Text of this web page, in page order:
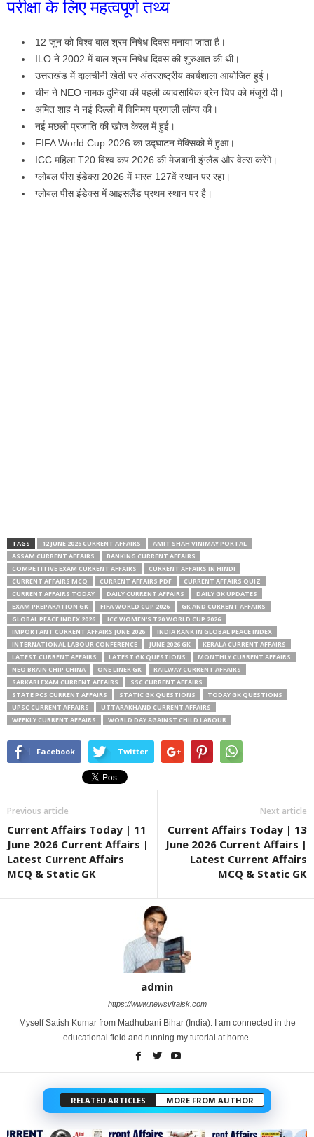
परीक्षा के लिए महत्वपूर्ण तथ्य
12 जून को विश्व बाल श्रम निषेध दिवस मनाया जाता है।
ILO ने 2002 में बाल श्रम निषेध दिवस की शुरुआत की थी।
उत्तराखंड में दालचीनी खेती पर अंतरराष्ट्रीय कार्यशाला आयोजित हुई।
चीन ने NEO नामक दुनिया की पहली व्यावसायिक ब्रेन चिप को मंजूरी दी।
अमित शाह ने नई दिल्ली में विनिमय प्रणाली लॉन्च की।
नई मछली प्रजाति की खोज केरल में हुई।
FIFA World Cup 2026 का उद्घाटन मेक्सिको में हुआ।
ICC महिला T20 विश्व कप 2026 की मेजबानी इंग्लैंड और वेल्स करेंगे।
ग्लोबल पीस इंडेक्स 2026 में भारत 127वें स्थान पर रहा।
ग्लोबल पीस इंडेक्स में आइसलैंड प्रथम स्थान पर है।
TAGS 12 JUNE 2026 CURRENT AFFAIRS
AMIT SHAH VINIMAY PORTAL
ASSAM CURRENT AFFAIRS
BANKING CURRENT AFFAIRS
COMPETITIVE EXAM CURRENT AFFAIRS
CURRENT AFFAIRS IN HINDI
CURRENT AFFAIRS MCQ
CURRENT AFFAIRS PDF
CURRENT AFFAIRS QUIZ
CURRENT AFFAIRS TODAY
DAILY CURRENT AFFAIRS
DAILY GK UPDATES
EXAM PREPARATION GK
FIFA WORLD CUP 2026
GK AND CURRENT AFFAIRS
GLOBAL PEACE INDEX 2026
ICC WOMEN'S T20 WORLD CUP 2026
IMPORTANT CURRENT AFFAIRS JUNE 2026
INDIA RANK IN GLOBAL PEACE INDEX
INTERNATIONAL LABOUR CONFERENCE
JUNE 2026 GK
KERALA CURRENT AFFAIRS
LATEST CURRENT AFFAIRS
LATEST GK QUESTIONS
MONTHLY CURRENT AFFAIRS
NEO BRAIN CHIP CHINA
ONE LINER GK
RAILWAY CURRENT AFFAIRS
SARKARI EXAM CURRENT AFFAIRS
SSC CURRENT AFFAIRS
STATE PCS CURRENT AFFAIRS
STATIC GK QUESTIONS
TODAY GK QUESTIONS
UPSC CURRENT AFFAIRS
UTTARAKHAND CURRENT AFFAIRS
WEEKLY CURRENT AFFAIRS
WORLD DAY AGAINST CHILD LABOUR
Facebook Twitter
Previous article
Current Affairs Today | 11
June 2026 Current Affairs |
Latest Current Affairs
MCQ & Static GK
Next article
Current Affairs Today | 13
June 2026 Current Affairs |
Latest Current Affairs
MCQ & Static GK
admin
https://www.newsviralsk.com
Myself Satish Kumar from Madhubani Bihar (India). I am connected in the
educational field and running my tutorial at home.
RELATED ARTICLES MORE FROM AUTHOR